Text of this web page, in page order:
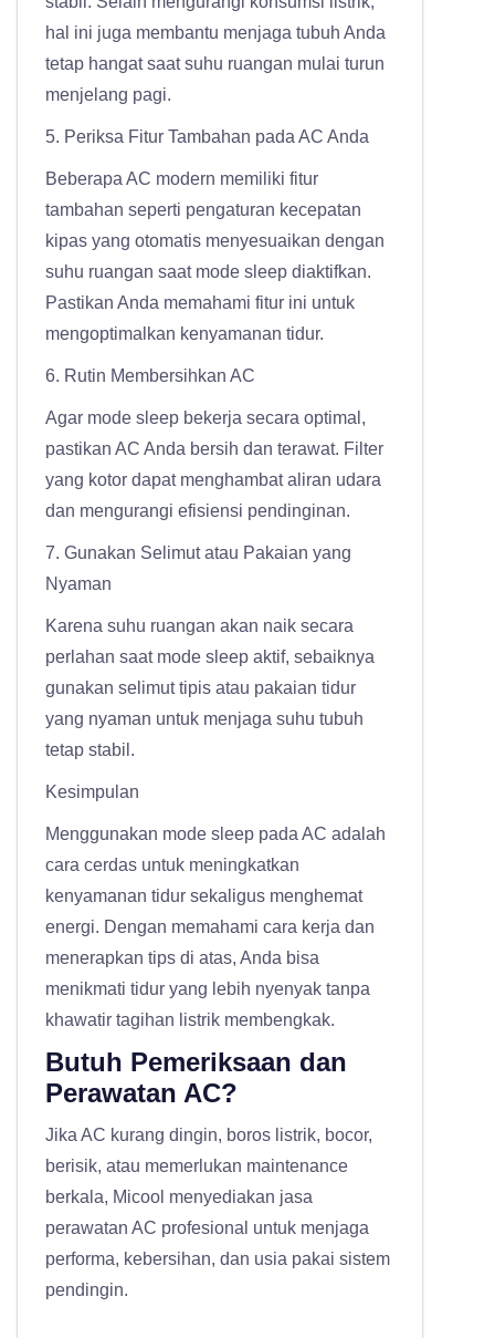
hal ini juga membantu menjaga tubuh Anda
tetap hangat saat suhu ruangan mulai turun
menjelang pagi.
5. Periksa Fitur Tambahan pada AC Anda
Beberapa AC modern memiliki fitur
tambahan seperti pengaturan kecepatan
kipas yang otomatis menyesuaikan dengan
suhu ruangan saat mode sleep diaktifkan.
Pastikan Anda memahami fitur ini untuk
mengoptimalkan kenyamanan tidur.
6. Rutin Membersihkan AC
Agar mode sleep bekerja secara optimal,
pastikan AC Anda bersih dan terawat. Filter
yang kotor dapat menghambat aliran udara
dan mengurangi efisiensi pendinginan.
7. Gunakan Selimut atau Pakaian yang
Nyaman
Karena suhu ruangan akan naik secara
perlahan saat mode sleep aktif, sebaiknya
gunakan selimut tipis atau pakaian tidur
yang nyaman untuk menjaga suhu tubuh
tetap stabil.
Kesimpulan
Menggunakan mode sleep pada AC adalah
cara cerdas untuk meningkatkan
kenyamanan tidur sekaligus menghemat
energi. Dengan memahami cara kerja dan
menerapkan tips di atas, Anda bisa
menikmati tidur yang lebih nyenyak tanpa
khawatir tagihan listrik membengkak.
Butuh Pemeriksaan dan
Perawatan AC?
Jika AC kurang dingin, boros listrik, bocor,
berisik, atau memerlukan maintenance
berkala, Micool menyediakan jasa
perawatan AC profesional untuk menjaga
performa, kebersihan, dan usia pakai sistem
pendingin.